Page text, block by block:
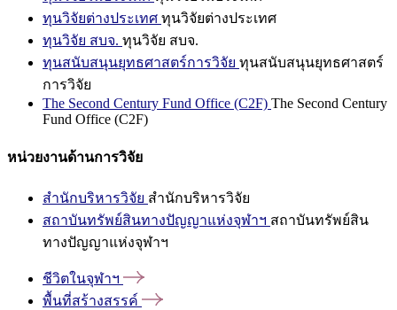
ทุนวิจัยต่างประเทศ ทุนวิจัยต่างประเทศ
ทุนวิจัย สบจ. ทุนวิจัย สบจ.
ทุนสนับสนุนยุทธศาสตร์การวิจัย ทุนสนับสนุนยุทธศาสตร์
การวิจัย
The Second Century Fund Office (C2F) The Second Century
Fund Office (C2F)
หน่วยงานด้านการวิจัย
สำนักบริหารวิจัย สำนักบริหารวิจัย
สถาบันทรัพย์สินทางปัญญาแห่งจุฬาฯ สถาบันทรัพย์สิน
ทางปัญญาแห่งจุฬาฯ
ชีวิตในจุฬาฯ
พื้นที่สร้างสรรค์